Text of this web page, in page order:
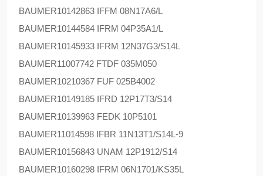
BAUMER10142863 IFFM 08N17A6/L
BAUMER10144584 IFRM 04P35A1/L
BAUMER10145933 IFRM 12N37G3/S14L
BAUMER11007742 FTDF 035M050
BAUMER10210367 FUF 025B4002
BAUMER10149185 IFRD 12P17T3/S14
BAUMER10139963 FEDK 10P5101
BAUMER11014598 IFBR 11N13T1/S14L-9
BAUMER10156843 UNAM 12P1912/S14
BAUMER10160298 IFRM 06N1701/KS35L